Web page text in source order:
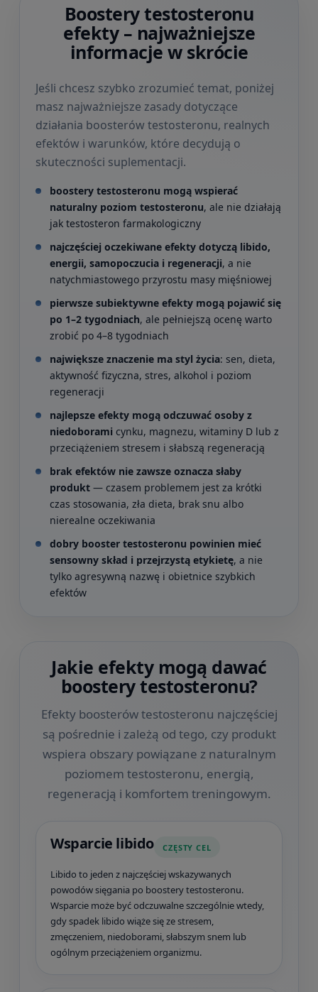
Boostery testosteronu
efekty – najważniejsze
informacje w skrócie
Jeśli chcesz szybko zrozumieć temat, poniżej
masz najważniejsze zasady dotyczące
działania boosterów testosteronu, realnych
efektów i warunków, które decydują o
skuteczności suplementacji.
boostery testosteronu mogą wspierać
naturalny poziom testosteronu, ale nie działają
jak testosteron farmakologiczny
najczęściej oczekiwane efekty dotyczą libido,
energii, samopoczucia i regeneracji, a nie
natychmiastowego przyrostu masy mięśniowej
pierwsze subiektywne efekty mogą pojawić się
po 1–2 tygodniach, ale pełniejszą ocenę warto
zrobić po 4–8 tygodniach
największe znaczenie ma styl życia: sen, dieta,
aktywność fizyczna, stres, alkohol i poziom
regeneracji
najlepsze efekty mogą odczuwać osoby z
niedoborami cynku, magnezu, witaminy D lub z
przeciążeniem stresem i słabszą regeneracją
brak efektów nie zawsze oznacza słaby
produkt — czasem problemem jest za krótki
czas stosowania, zła dieta, brak snu albo
nierealne oczekiwania
dobry booster testosteronu powinien mieć
sensowny skład i przejrzystą etykietę, a nie
tylko agresywną nazwę i obietnice szybkich
efektów
Jakie efekty mogą dawać
boostery testosteronu?
Efekty boosterów testosteronu najczęściej
są pośrednie i zależą od tego, czy produkt
wspiera obszary powiązane z naturalnym
poziomem testosteronu, energią,
regeneracją i komfortem treningowym.
Wsparcie libido CZĘSTY CEL
Libido to jeden z najczęściej wskazywanych
powodów sięgania po boostery testosteronu.
Wsparcie może być odczuwalne szczególnie wtedy,
gdy spadek libido wiąże się ze stresem,
zmęczeniem, niedoborami, słabszym snem lub
ogólnym przeciążeniem organizmu.